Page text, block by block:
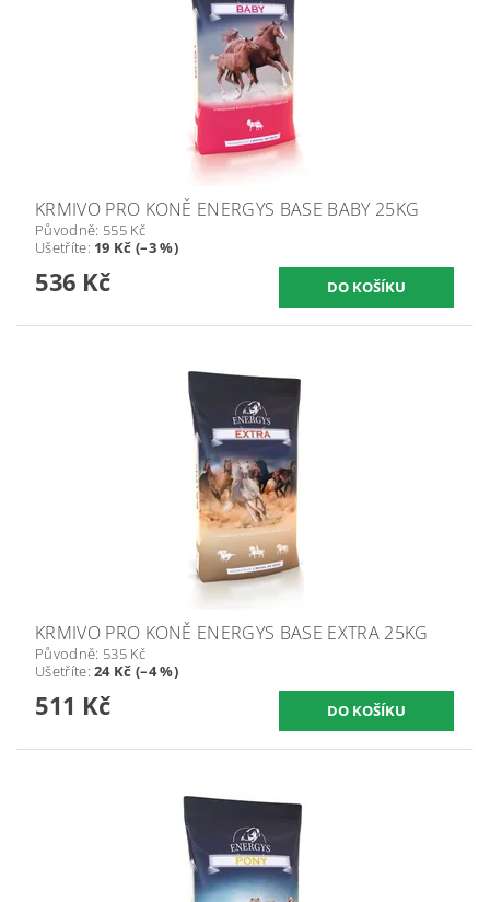
KRMIVO PRO KONĚ ENERGYS BASE BABY 25KG
Původně: 555 Kč
Ušetříte: 19 Kč (–3 %)
536 Kč
KRMIVO PRO KONĚ ENERGYS BASE EXTRA 25KG
Původně: 535 Kč
Ušetříte:24 Kč (–4 %)
511 Kč